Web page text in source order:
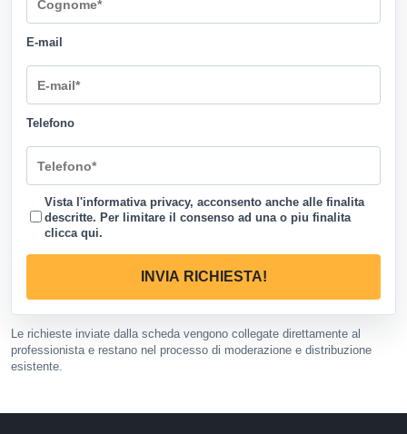
E-mail
Telefono
Vista l'informativa privacy, acconsento anche alle finalita
descritte. Per limitare il consenso ad una o piu finalita
clicca qui.
INVIA RICHIESTA!
Le richieste inviate dalla scheda vengono collegate direttamente al
professionista e restano nel processo di moderazione e distribuzione
esistente.